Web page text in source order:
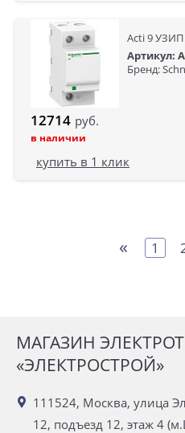
Acti 9 УЗИП
Артикул:
Бренд:
12714 руб.
в наличии
купить в 1 клик
« 1
МАГАЗИН
«ЭЛЕКТРОСТРОЙ»
111524, Москва, улица
12, подъезд 12, этаж 4